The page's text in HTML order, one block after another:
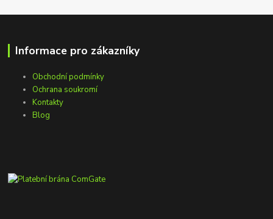
Informace pro zákazníky
Obchodní podmínky
Ochrana soukromí
Kontakty
Blog